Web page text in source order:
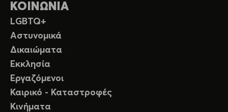
ΚΟΙΝΩΝΙΑ
LGBTQ+
Αστυνομικά
Δικαιώματα
Εκκλησία
Εργαζόμενοι
Καιρικό - Καταστροφές
Κινήματα